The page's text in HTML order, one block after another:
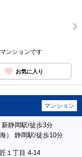
ンションです
お気に入り
マンション
静岡駅/徒歩3分
） 静岡駅/徒歩10分
１丁目 4-14